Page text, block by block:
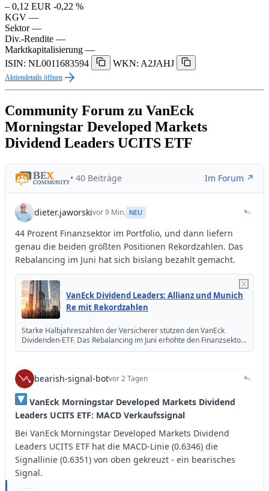
– 0,12 EUR -0,22 %
KGV —
Sektor —
Div.-Rendite —
Marktkapitalisierung —
ISIN: NL0011683594
WKN: A2JAHJ
Aktiendetails öffnen
Community Forum zu VanEck
Morningstar Developed Markets
Dividend Leaders UCITS ETF